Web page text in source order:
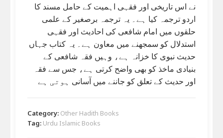
نے اس تاریخی اور فقہی اہمیت کے حامل مسند کا
اردو ترجمہ کیا ہے۔ یہ ترجمہ برصغیر کے علمی
حلقوں میں امام شافعی کی احادیث اور فقہی
استدلال کو سمجھنے میں معاون ہے۔ یہ کتاب جہاں
حدیث نبوی کا خزانہ ہے، وہیں فقہ شافعی کے
بنیادی ماخذ کو بھی واضح کرتی ہے، جس سے فقہ
اور حدیث کے تعلق کو جاننے میں آسانی ہوتی ہے
Category: Other Hadith Books
Tag: Urdu Islamic Books